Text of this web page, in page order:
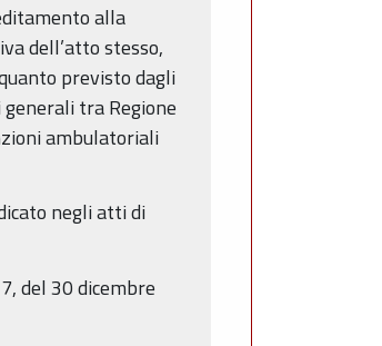
alla
dell’atto stesso,
previsto dagli
tra Regione
ambulatoriali
negli atti di
del 30 dicembre